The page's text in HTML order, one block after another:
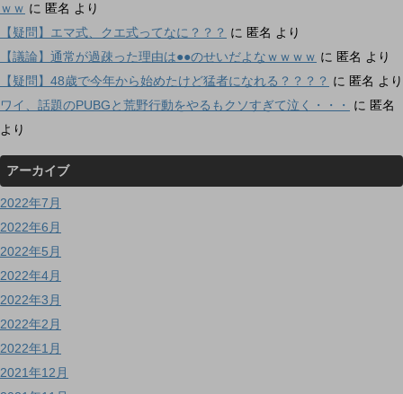
ｗｗ に 匿名 より
【疑問】エマ式、クエ式ってなに？？？ に 匿名 より
【議論】通常が過疎った理由は●●のせいだよなｗｗｗｗ に 匿名 より
【疑問】48歳で今年から始めたけど猛者になれる？？？？ に 匿名 より
ワイ、話題のPUBGと荒野行動をやるもクソすぎて泣く・・・
に 匿名
より
アーカイブ
2022年7月
2022年6月
2022年5月
2022年4月
2022年3月
2022年2月
2022年1月
2021年12月